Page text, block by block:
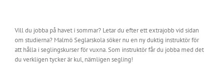
Vill du jobba på havet i sommar? Letar du efter ett extrajobb vid sidan
om studierna? Malmö Seglarskola söker nu en ny duktig instruktör för
att hålla i seglingskurser för vuxna. Som instruktör får du jobba med det
du verkligen tycker är kul, nämligen segling!